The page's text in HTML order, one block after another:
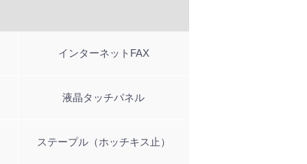
インターネットFAX
液晶タッチパネル
ステープル（ホッチキス止）